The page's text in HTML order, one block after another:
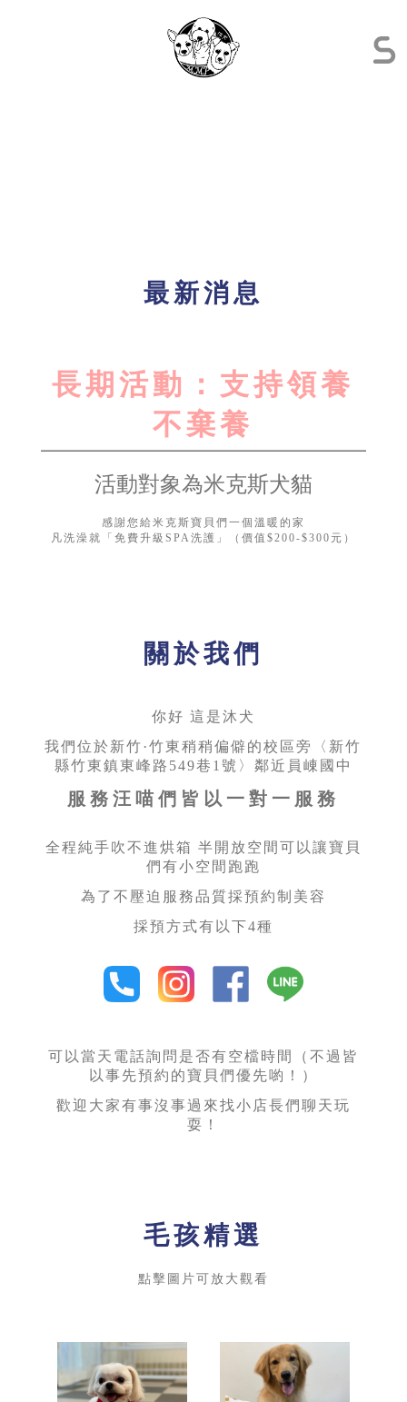
最新消息
長期活動：支持領養
不棄養
活動對象為米克斯犬貓
感謝您給米克斯寶貝們一個溫暖的家
凡洗澡就「免費升級SPA洗護」（價值$200-$300元）
關於我們
你好 這是沐犬
我們位於新竹·竹東稍稍偏僻的校區旁〈新竹
縣竹東鎮東峰路549巷1號〉鄰近員崠國中
服務汪喵們皆以一對一服務
全程純手吹不進烘箱 半開放空間可以讓寶貝
們有小空間跑跑
為了不壓迫服務品質採預約制美容
採預方式有以下4種
可以當天電話詢問是否有空檔時間（不過皆
以事先預約的寶貝們優先喲！）
歡迎大家有事沒事過來找小店長們聊天玩
耍！
毛孩精選
點擊圖片可放大觀看